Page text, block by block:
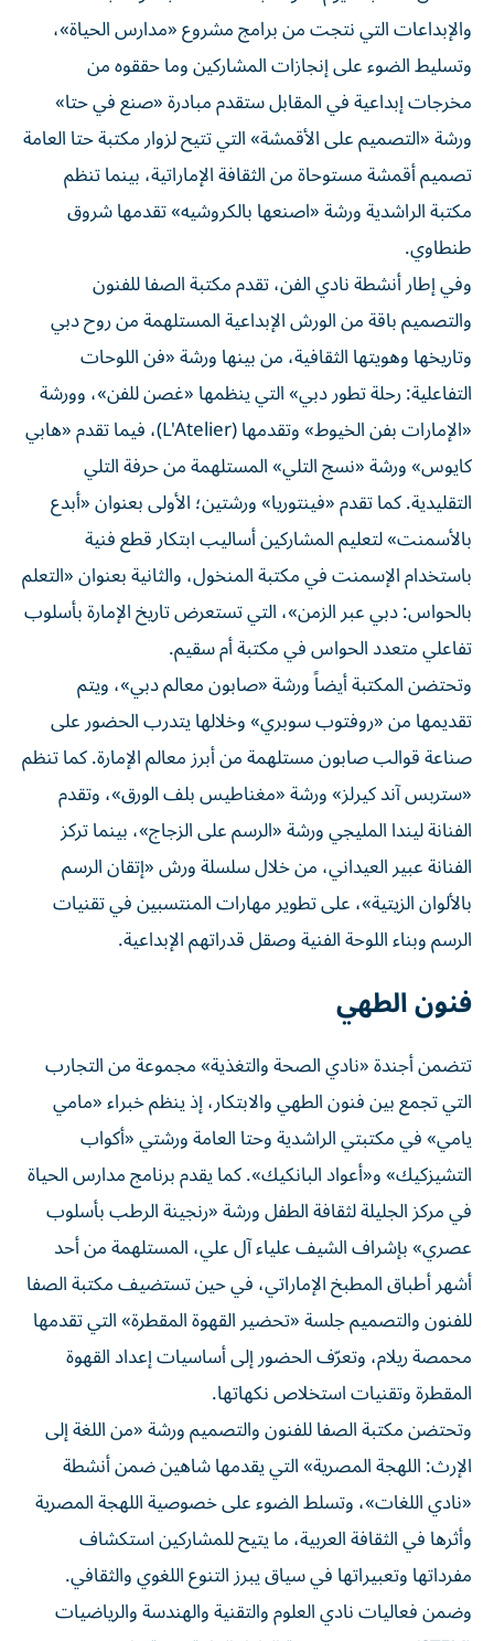
والإبداعات التي نتجت من برامج مشروع «مدارس الحياة»،
وتسليط الضوء على إنجازات المشاركين وما حققوه من
مخرجات إبداعية في المقابل ستقدم مبادرة «صنع في حتا»
ورشة «التصميم على الأقمشة» التي تتيح لزوار مكتبة حتا العامة
تصميم أقمشة مستوحاة من الثقافة الإماراتية، بينما تنظم
مكتبة الراشدية ورشة «اصنعها بالكروشيه» تقدمها شروق
طنطاوي.
وفي إطار أنشطة نادي الفن، تقدم مكتبة الصفا للفنون
والتصميم باقة من الورش الإبداعية المستلهمة من روح دبي
وتاريخها وهويتها الثقافية، من بينها ورشة «فن اللوحات
التفاعلية: رحلة تطور دبي» التي ينظمها «غصن للفن»، وورشة
«الإمارات بفن الخيوط» وتقدمها (L'Atelier)، فيما تقدم «هابي
كايوس» ورشة «نسج التلي» المستلهمة من حرفة التلي
التقليدية. كما تقدم «فينتوريا» ورشتين؛ الأولى بعنوان «أبدع
بالأسمنت» لتعليم المشاركين أساليب ابتكار قطع فنية
باستخدام الإسمنت في مكتبة المنخول، والثانية بعنوان «التعلم
بالحواس: دبي عبر الزمن»، التي تستعرض تاريخ الإمارة بأسلوب
تفاعلي متعدد الحواس في مكتبة أم سقيم.
وتحتضن المكتبة أيضاً ورشة «صابون معالم دبي»، ويتم
تقديمها من «روفتوب سوبري» وخلالها يتدرب الحضور على
صناعة قوالب صابون مستلهمة من أبرز معالم الإمارة. كما تنظم
«ستربس آند كيرلز» ورشة «مغناطيس بلف الورق»، وتقدم
الفنانة ليندا المليجي ورشة «الرسم على الزجاج»، بينما تركز
الفنانة عبير العيداني، من خلال سلسلة ورش «إتقان الرسم
بالألوان الزيتية»، على تطوير مهارات المنتسبين في تقنيات
الرسم وبناء اللوحة الفنية وصقل قدراتهم الإبداعية.
فنون الطهي
تتضمن أجندة «نادي الصحة والتغذية» مجموعة من التجارب
التي تجمع بين فنون الطهي والابتكار، إذ ينظم خبراء «مامي
يامي» في مكتبتي الراشدية وحتا العامة ورشتي «أكواب
التشيزكيك» و«أعواد البانكيك». كما يقدم برنامج مدارس الحياة
في مركز الجليلة لثقافة الطفل ورشة «رنجينة الرطب بأسلوب
عصري» بإشراف الشيف علياء آل علي، المستلهمة من أحد
أشهر أطباق المطبخ الإماراتي، في حين تستضيف مكتبة الصفا
للفنون والتصميم جلسة «تحضير القهوة المقطرة» التي تقدمها
محمصة ريلام، وتعرّف الحضور إلى أساسيات إعداد القهوة
المقطرة وتقنيات استخلاص نكهاتها.
وتحتضن مكتبة الصفا للفنون والتصميم ورشة «من اللغة إلى
الإرث: اللهجة المصرية» التي يقدمها شاهين ضمن أنشطة
«نادي اللغات»، وتسلط الضوء على خصوصية اللهجة المصرية
وأثرها في الثقافة العربية، ما يتيح للمشاركين استكشاف
مفرداتها وتعبيراتها في سياق يبرز التنوع اللغوي والثقافي.
وضمن فعاليات نادي العلوم والتقنية والهندسة والرياضيات